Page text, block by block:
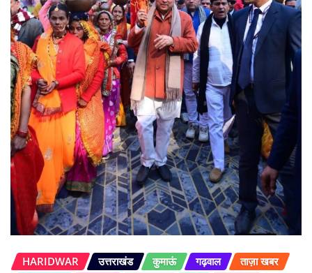
HARIDWAR उत्तराखंड कुमाऊं गढ़वाल
ताज़ा खबर